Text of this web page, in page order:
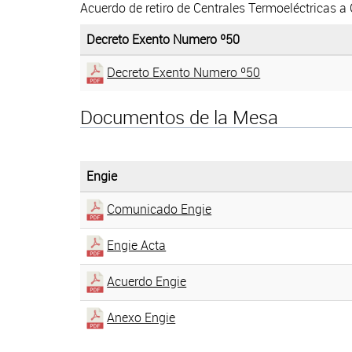
Acuerdo de retiro de Centrales Termoeléctricas a
Decreto Exento Numero º50
Decreto Exento Numero º50
Documentos de la Mesa
Engie
Comunicado Engie
Engie Acta
Acuerdo Engie
Anexo Engie